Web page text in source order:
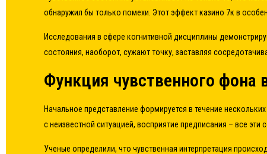
обнаружил бы только помехи. Этот эффект казино 7к в
Исследования в сфере когнитивной дисциплины
состояния, наоборот, сужают точку, заставляя
Функция чувственного
Начальное представление формируется в течение
с неизвестной ситуацией, восприятие предписания – все
Ученые определили, что чувственная интерпретация